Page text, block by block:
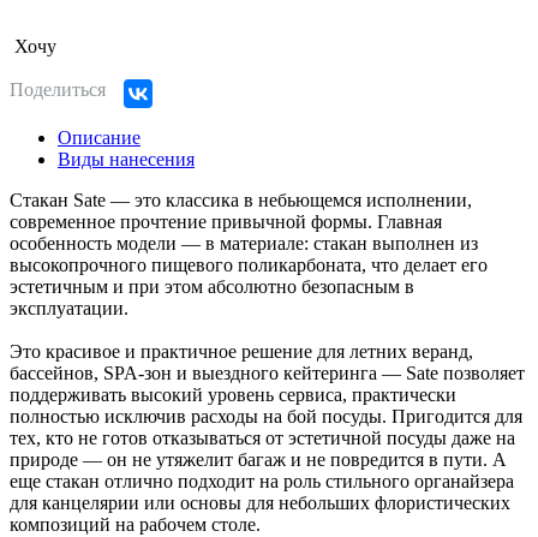
Хочу
Поделиться
Описание
Виды нанесения
Стакан Sate — это классика в небьющемся исполнении,
современное прочтение привычной формы. Главная
особенность модели — в материале: стакан выполнен из
высокопрочного пищевого поликарбоната, что делает его
эстетичным и при этом абсолютно безопасным в
эксплуатации.
Это красивое и практичное решение для летних веранд,
бассейнов, SPA-зон и выездного кейтеринга — Sate позволяет
поддерживать высокий уровень сервиса, практически
полностью исключив расходы на бой посуды. Пригодится для
тех, кто не готов отказываться от эстетичной посуды даже на
природе — он не утяжелит багаж и не повредится в пути. А
еще стакан отлично подходит на роль стильного органайзера
для канцелярии или основы для небольших флористических
композиций на рабочем столе.